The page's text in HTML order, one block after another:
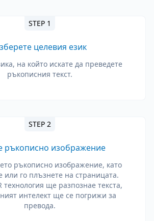
STEP 1
целевия език
на който искате да преведете
ръкописния текст.
STEP 2
ръкописно изображение
ръкописно изображение, като
или го плъзнете на страницата.
технология ще разпознае текста,
интелект ще се погрижи за
превода.